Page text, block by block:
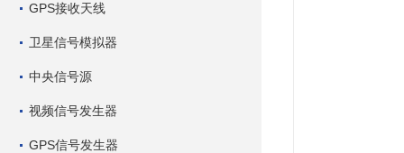
GPS接收天线
卫星信号模拟器
中央信号源
视频信号发生器
GPS信号发生器